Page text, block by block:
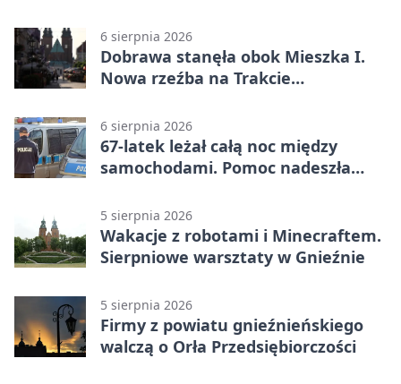
6 sierpnia 2026
Dobrawa stanęła obok Mieszka I.
Nowa rzeźba na Trakcie
6 sierpnia 2026
67-latek leżał całą noc między
samochodami. Pomoc nadeszła
5 sierpnia 2026
Wakacje z robotami i Minecraftem.
Sierpniowe warsztaty w Gnieźnie
5 sierpnia 2026
Firmy z powiatu gnieźnieńskiego
walczą o Orła Przedsiębiorczości